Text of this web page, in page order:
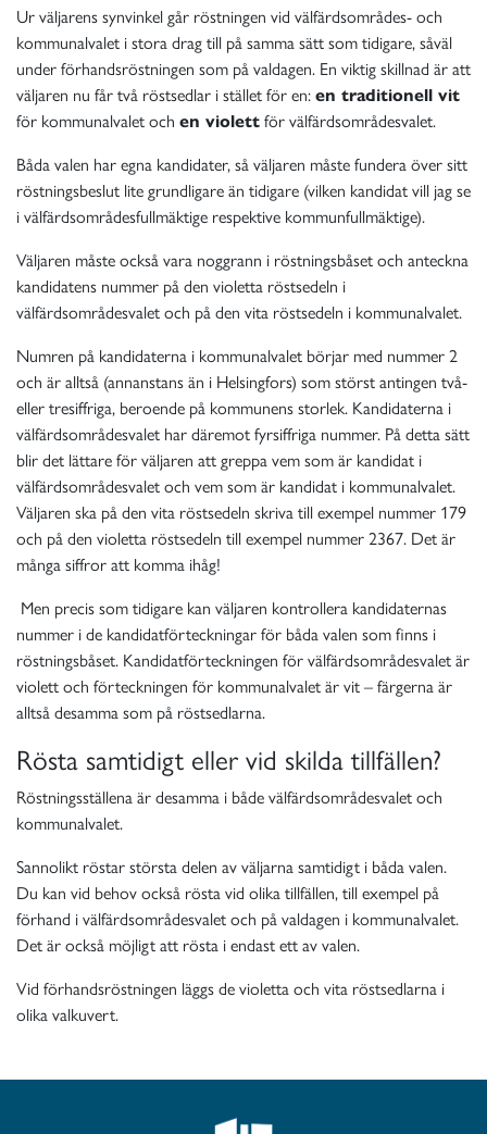
Ur väljarens synvinkel går röstningen vid välfärdsområdes- och
kommunalvalet i stora drag till på samma sätt som tidigare, såväl
under förhandsröstningen som på valdagen. En viktig skillnad är att
väljaren nu får två röstsedlar i stället för en:en traditionell vit
för kommunalvalet och en violettför välfärdsområdesvalet.
Båda valen har egna kandidater, så väljaren måste fundera över sitt
röstningsbeslut lite grundligare än tidigare (vilken kandidat vill jag se
i välfärdsområdesfullmäktige respektive kommunfullmäktige).
Väljaren måste också vara noggrann i röstningsbåset och anteckna
kandidatens nummer på den violetta röstsedeln i
välfärdsområdesvalet och på den vita röstsedeln i kommunalvalet.
Numren på kandidaterna i kommunalvalet börjar med nummer 2
och är alltså (annanstans än i Helsingfors) som störst antingen två-
eller tresiffriga, beroende på kommunens storlek. Kandidaterna i
välfärdsområdesvalet har däremot fyrsiffriga nummer. På detta sätt
blir det lättare för väljaren att greppa vem som är kandidat i
välfärdsområdesvalet och vem som är kandidat i kommunalvalet.
Väljaren ska på den vita röstsedeln skriva till exempel nummer 179
och på den violetta röstsedeln till exempel nummer 2367. Det är
många siffror att komma ihåg!
Men precis som tidigare kan väljaren kontrollera kandidaternas
nummer i de kandidatförteckningar för båda valen som finns i
röstningsbåset. Kandidatförteckningen för välfärdsområdesvalet är
violett och förteckningen för kommunalvalet är vit – färgerna är
alltså desamma som på röstsedlarna.
Rösta samtidigt eller vid skilda tillfällen?
Röstningsställena är desamma i både välfärdsområdesvalet och
kommunalvalet.
Sannolikt röstar största delen av väljarna samtidigt i båda valen.
Du kan vid behov också rösta vid olika tillfällen, till exempel på
förhand i välfärdsområdesvalet och på valdagen i kommunalvalet.
Det är också möjligt att rösta i endast ett av valen.
Vid förhandsröstningen läggs de violetta och vita röstsedlarna i
olika valkuvert.